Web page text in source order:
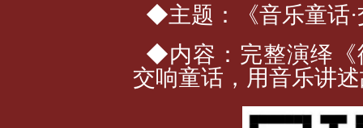
◆主题：《音乐童话
◆内容：完整演绎《
交响童话，用音乐讲